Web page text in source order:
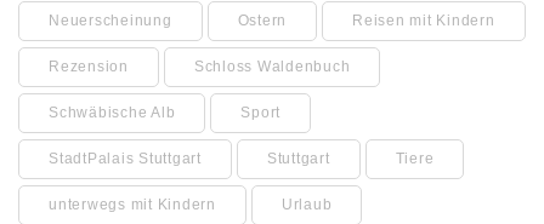
Neuerscheinung Ostern Reisen mit Kindern
Rezension Schloss Waldenbuch
Schwäbische Alb Sport
StadtPalais Stuttgart Stuttgart Tiere
unterwegs mit Kindern Urlaub